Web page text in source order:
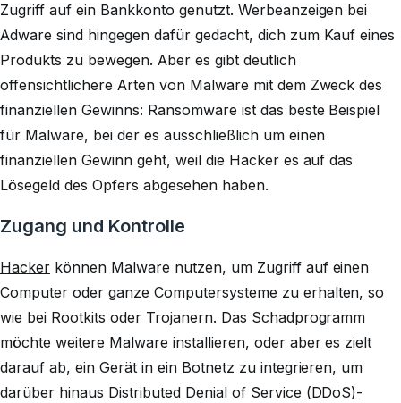
Zugriff auf ein Bankkonto genutzt. Werbeanzeigen bei
Adware sind hingegen dafür gedacht, dich zum Kauf eines
Produkts zu bewegen. Aber es gibt deutlich
offensichtlichere Arten von Malware mit dem Zweck des
finanziellen Gewinns: Ransomware ist das beste Beispiel
für Malware, bei der es ausschließlich um einen
finanziellen Gewinn geht, weil die Hacker es auf das
Lösegeld des Opfers abgesehen haben.
Zugang und Kontrolle
Hackerkönnen Malware nutzen, um Zugriff auf einen
Computer oder ganze Computersysteme zu erhalten, so
wie bei Rootkits oder Trojanern. Das Schadprogramm
möchte weitere Malware installieren, oder aber es zielt
darauf ab, ein Gerät in ein Botnetz zu integrieren, um
darüber hinaus Distributed Denial of Service (DDoS)-